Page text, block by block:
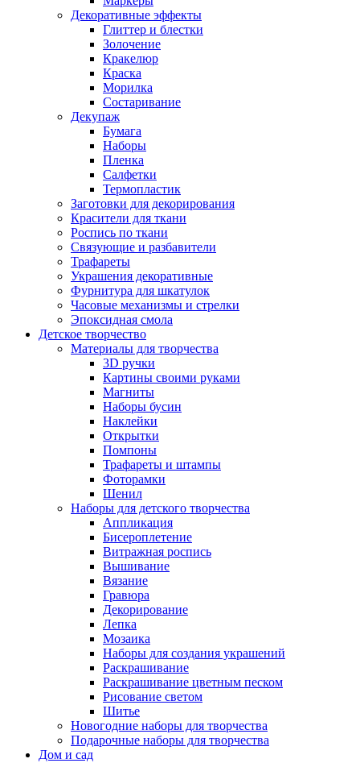
Декоративные эффекты
Глиттер и блестки
Золочение
Кракелюр
Краска
Морилка
Состаривание
Декупаж
Бумага
Наборы
Пленка
Салфетки
Термопластик
Заготовки для декорирования
Красители для ткани
Роспись по ткани
Связующие и разбавители
Трафареты
Украшения декоративные
Фурнитура для шкатулок
Часовые механизмы и стрелки
Эпоксидная смола
Детское творчество
Материалы для творчества
3D ручки
Картины своими руками
Магниты
Наборы бусин
Наклейки
Открытки
Помпоны
Трафареты и штампы
Фоторамки
Шенил
Наборы для детского творчества
Аппликация
Бисероплетение
Витражная роспись
Вышивание
Вязание
Гравюра
Декорирование
Лепка
Мозаика
Наборы для создания украшений
Раскрашивание
Раскрашивание цветным песком
Рисование светом
Шитье
Новогодние наборы для творчества
Подарочные наборы для творчества
Дом и сад